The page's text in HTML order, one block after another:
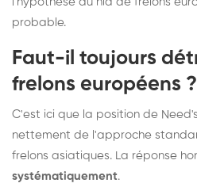
probable.
Faut-il toujours
frelons européens ?
C'est ici que la position de
nettement de l'approche
frelons asiatiques. La réponse
systématiquement.